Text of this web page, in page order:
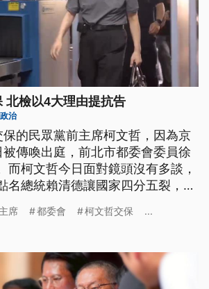
北檢以4大理由提抗告
政治
的民眾黨前主席柯文哲，因為京
傳喚出庭，前北市都委會委員徐
而柯文哲今日面對鏡頭沒有多談，
名總統賴清德讓國家四分五裂，總
文哲和台北市議員應曉薇具保停
曾向共同被告李文宗喊話，並且和
舊有羈押必要。
席 都委會 柯文哲交保 ...